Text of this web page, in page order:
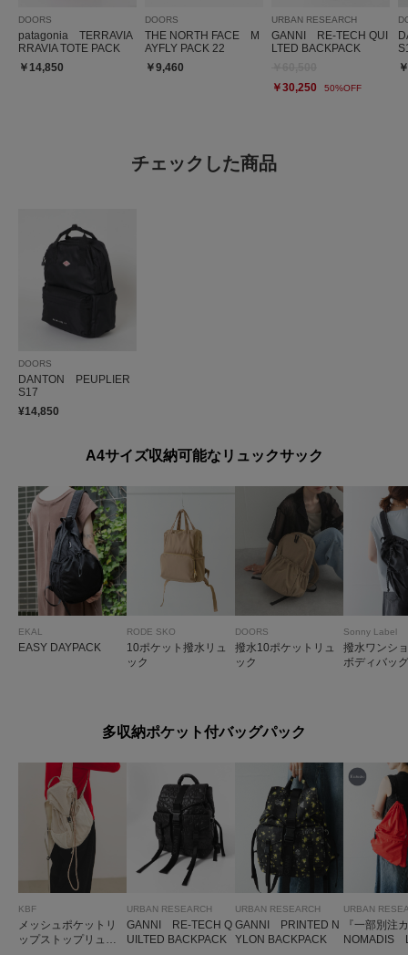
DOORS
patagonia TERRAVIA
RRAVIA TOTE PACK
￥14,850
DOORS
THE NORTH FACE M
AYFLY PACK 22
￥9,460
URBAN RESEARCH
GANNI RE-TECH QUI
LTED BACKPACK
￥30,250
50%OFF
チェックした商品
DOORS
DANTON PEUPLIER
S17
¥14,850
A4サイズ収納可能なリュックサック
EKAL
EASY DAYPACK
RODE SKO
10ポケット撥水リュ
ック
DOORS
撥水10ポケットリュ
ック
Sonny Label
撥水ワンシ
ボディバッグ
多収納ポケット付バッグパック
KBF
メッシュポケットリ
ップストップリュッ
URBAN RESEARCH
GANNI RE-TECH Q
UILTED BACKPACK
URBAN RESEARCH
GANNI PRINTED N
YLON BACKPACK
URBAN
『一部別注
NOMADIS